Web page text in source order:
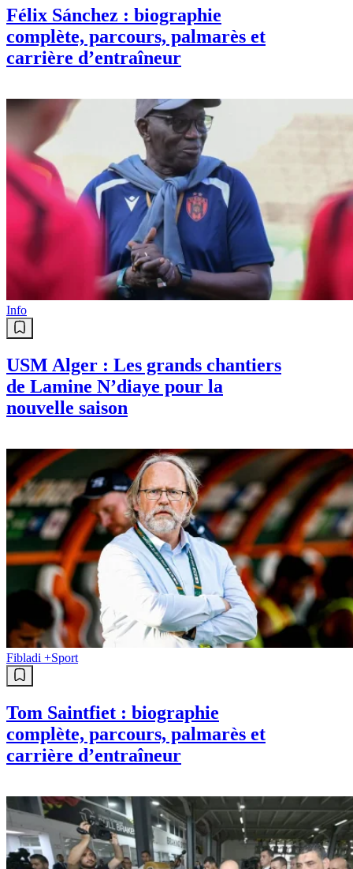
Félix Sánchez : biographie
complète, parcours, palmarès et
carrière d’entraîneur
Info
USM Alger : Les grands chantiers
de Lamine N’diaye pour la
nouvelle saison
Fibladi +Sport
Tom Saintfiet : biographie
complète, parcours, palmarès et
carrière d’entraîneur